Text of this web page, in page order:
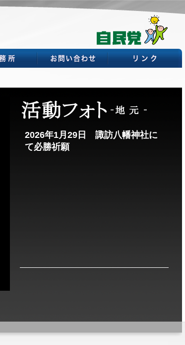
2026年1月29日 諏訪八幡神社に
て必勝祈願